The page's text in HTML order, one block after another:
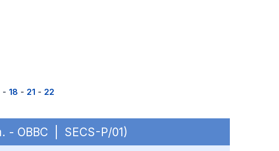
- 18 - 21 - 22
- OBBC | SECS-P/01)